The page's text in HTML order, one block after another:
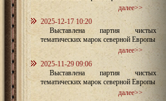
далее>>
2025-12-17 10:20
Выставлена партия чистых
тематических марок северной Европы
далее>>
2025-11-29 09:06
Выставлена партия чистых
тематических марок северной Европы
далее>>